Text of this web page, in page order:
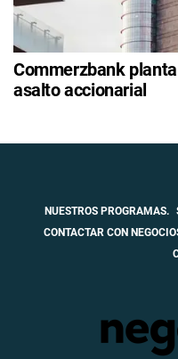
Commerzbank
asalto accionarial
NUESTROS PROGRAMAS.
CONTACTAR CON